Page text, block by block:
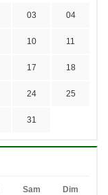
03 04
10 11
17 18
24 25
31
Sam Dim